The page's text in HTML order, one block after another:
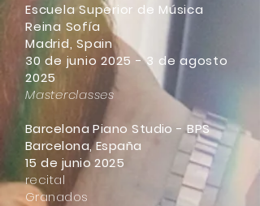
Escuela Superior de Música
Reina Sofía
Madrid, Spain
30 de junio 2025 - 3 de agosto
2025
Masterclasses
Barcelona Piano Studio - BPS
Barcelona, España
15 de junio 2025
recital
Granados